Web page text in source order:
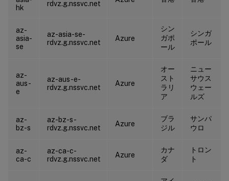
hk
rdvz.g.nssvc.net
az-
asia-
se
az-asia-se-
rdvz.g.nssvc.net
Azure
シン
ガポ
ール
シンガ
ポール
az-
aus-
e
az-aus-e-
rdvz.g.nssvc.net
Azure
オー
スト
ラリ
ア
ニュー
サウス
ウェー
ルズ
az-
bz-s
az-bz-s-
rdvz.g.nssvc.net
Azure
ブラ
ジル
サンパ
ウロ
az-
ca-c
az-ca-c-
rdvz.g.nssvc.net
Azure
カナ
ダ
トロン
ト